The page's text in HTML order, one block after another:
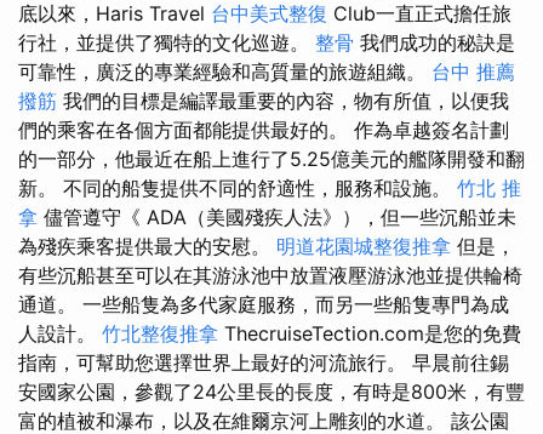
底以來，Haris Travel 台中美式整復 Club一直正式擔任旅
行社，並提供了獨特的文化巡遊。 整骨 我們成功的秘訣是
可靠性，廣泛的專業經驗和高質量的旅遊組織。 台中 推薦
撥筋 我們的目標是編譯最重要的內容，物有所值，以便我
們的乘客在各個方面都能提供最好的。 作為卓越簽名計劃
的一部分，他最近在船上進行了5.25億美元的艦隊開發和翻
新。 不同的船隻提供不同的舒適性，服務和設施。 竹北 推
拿 儘管遵守《 ADA（美國殘疾人法》），但一些沉船並未
為殘疾乘客提供最大的安慰。 明道花園城整復推拿 但是，
有些沉船甚至可以在其游泳池中放置液壓游泳池並提供輪椅
通道。 一些船隻為多代家庭服務，而另一些船隻專門為成
人設計。 竹北整復推拿 ThecruiseTection.com是您的免費
指南，可幫助您選擇世界上最好的河流旅行。 早晨前往錫
安國家公園，參觀了24公里長的長度，有時是800米，有豐
富的植被和瀑布，以及在維爾京河上雕刻的水道。 該公園